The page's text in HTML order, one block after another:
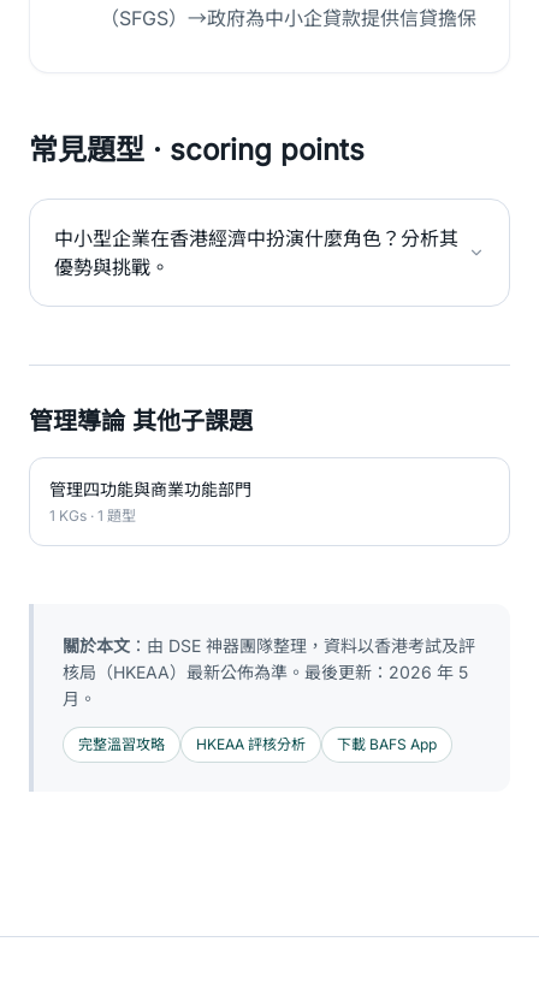
（SFGS）→政府為中小企貸款提供信貸擔保
常見題型 · scoring points
中小型企業在香港經濟中扮演什麼角色？分析其
優勢與挑戰。
管理導論 其他子課題
管理四功能與商業功能部門
1 KGs · 1 題型
關於本文 ：由 DSE 神器團隊整理，資料以香港考試及評
核局（HKEAA）最新公佈為準。最後更新：2026 年 5
月。
完整溫習攻略 HKEAA 評核分析 下載 BAFS App